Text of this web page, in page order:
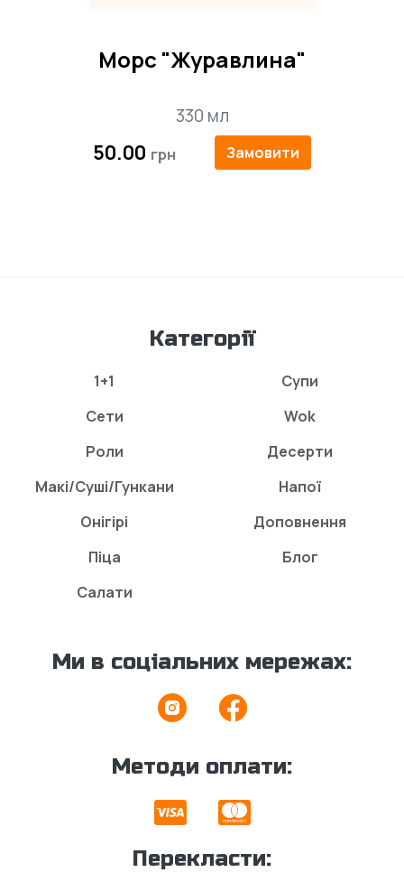
Морс "Журавлина"
330 мл
50.00 Замовити
Категорії
1+1
Сети
Роли
Макі/Суші/Гункани
Онігірі
Піца
Салати
Супи
Wok
Десерти
Напої
Доповнення
Блог
Ми в соціальних мережах:
Методи оплати:
Перекласти: